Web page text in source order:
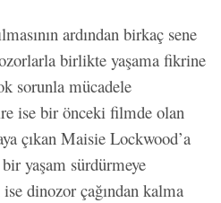
ardından birkaç sene
birlikte yaşama fikrine
sorunla mücadele
ise bir önceki filmde olan
çıkan Maisie Lockwood’a
yaşam sürdürmeye
dinozor çağından kalma